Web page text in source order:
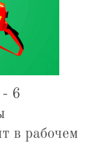
- 6
в рабочем